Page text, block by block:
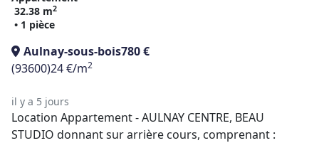
32.38 m2
• 1 pièce
Aulnay-sous-bois780 €
(93600)24 €/m2
il y a 5 jours
Location Appartement - AULNAY CENTRE, BEAU
STUDIO donnant sur arrière cours, comprenant :